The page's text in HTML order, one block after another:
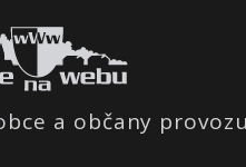
a občany